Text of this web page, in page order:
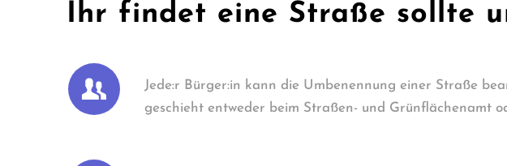
Ihr findet eine Straße sollte
Jede:r Bürger:in kann die Umbenennung einer Straße
geschieht entweder beim Straßen- und Grünflächenamt